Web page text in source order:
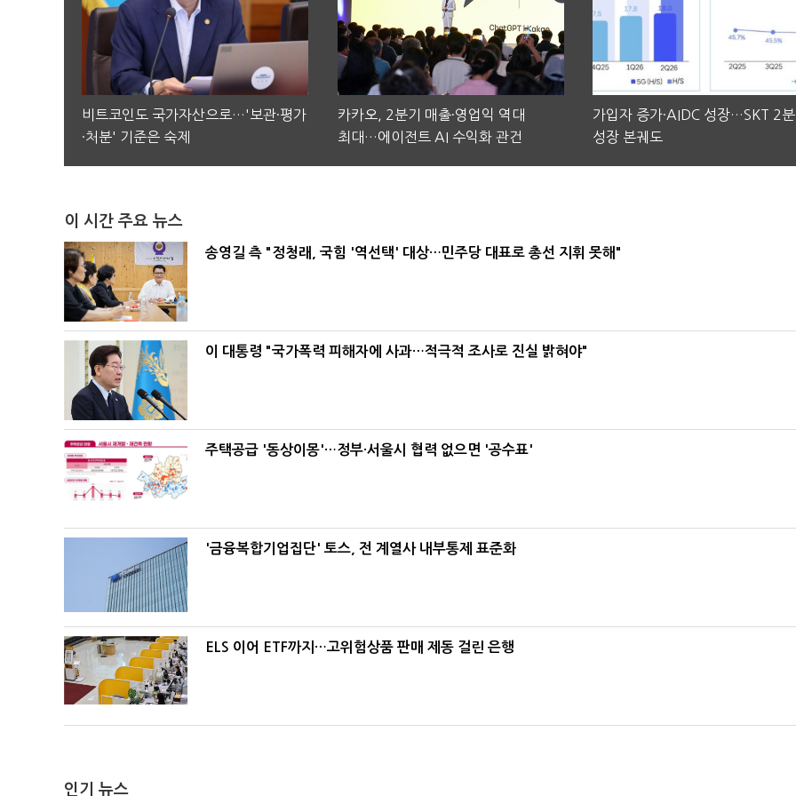
비트코인도 국가자산으로…'보관·평가
·처분' 기준은 숙제
카카오, 2분기 매출·영업익 역대
최대…에이전트 AI 수익화 관건
가입자 증가·AIDC 성장…SKT 2
성장 본궤도
이 시간 주요 뉴스
송영길 측 "정청래, 국힘 '역선택' 대상…민주당 대표로 총선 지휘 못해"
이 대통령 "국가폭력 피해자에 사과…적극적 조사로 진실 밝혀야"
주택공급 '동상이몽'…정부·서울시 협력 없으면 '공수표'
'금융복합기업집단' 토스, 전 계열사 내부통제 표준화
ELS 이어 ETF까지…고위험상품 판매 제동 걸린 은행
인기 뉴스